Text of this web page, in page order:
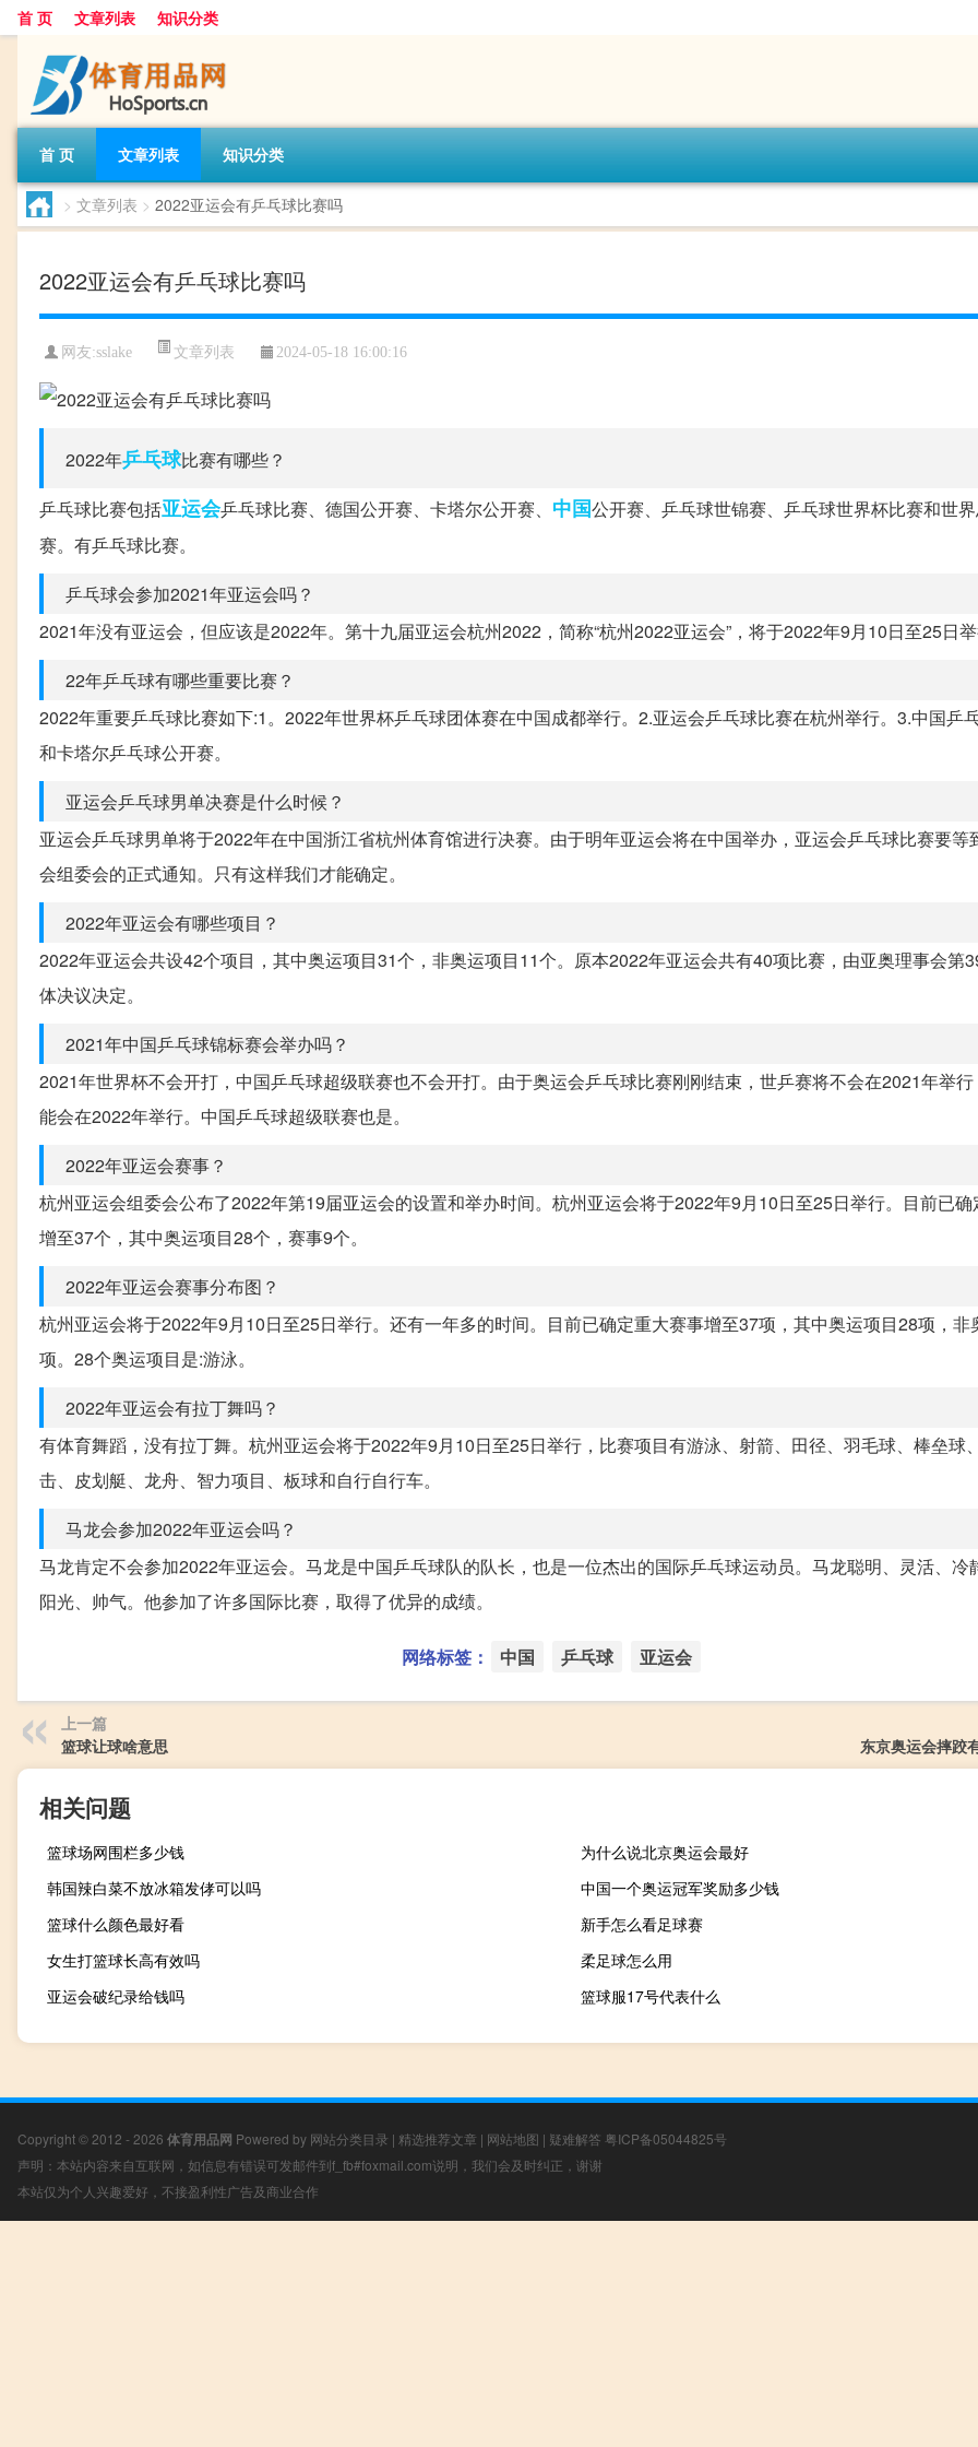
首 页 文章列表 知识分类
首 页 文章列表 知识分类
> 文章列表 > 2022亚运会有乒乓球比赛吗
2022亚运会有乒乓球比赛吗
网友:sslake 文章列表 2024-05-18 16:00:16
2022年乒乓球比赛有哪些？
乒乓球比赛包括亚运会乒乓球比赛、德国公开赛、卡塔尔公开赛、 中国公开赛、乒乓球世锦赛、乒乓球世界杯比赛和世
赛。有乒乓球比赛。
乒乓球会参加2021年亚运会吗？
2021年没有亚运会，但应该是2022年。第十九届亚运会杭州2022，简称“杭州2022亚运会”，将于2022年9月10日至25日
22年乒乓球有哪些重要比赛？
2022年重要乒乓球比赛如下:1。2022年世界杯乒乓球团体赛在中国成都举行。2.亚运会乒乓球比赛在杭州举行。3.中国乒
和卡塔尔乒乓球公开赛。
亚运会乒乓球男单决赛是什么时候？
亚运会乒乓球男单将于2022年在中国浙江省杭州体育馆进行决赛。由于明年亚运会将在中国举办，亚运会乒乓球比赛要等
会组委会的正式通知。只有这样我们才能确定。
2022年亚运会有哪些项目？
2022年亚运会共设42个项目，其中奥运项目31个，非奥运项目11个。原本2022年亚运会共有40项比赛，由亚奥理事会第
体决议决定。
2021年中国乒乓球锦标赛会举办吗？
2021年世界杯不会开打，中国乒乓球超级联赛也不会开打。由于奥运会乒乓球比赛刚刚结束，世乒赛将不会在2021年举
能会在2022年举行。中国乒乓球超级联赛也是。
2022年亚运会赛事？
杭州亚运会组委会公布了2022年第19届亚运会的设置和举办时间。杭州亚运会将于2022年9月10日至25日举行。目前已
增至37个，其中奥运项目28个，赛事9个。
2022年亚运会赛事分布图？
杭州亚运会将于2022年9月10日至25日举行。还有一年多的时间。目前已确定重大赛事增至37项，其中奥运项目28项，非
项。28个奥运项目是:游泳。
2022年亚运会有拉丁舞吗？
有体育舞蹈，没有拉丁舞。杭州亚运会将于2022年9月10日至25日举行，比赛项目有游泳、射箭、田径、羽毛球、棒垒球
击、皮划艇、龙舟、智力项目、板球和自行自行车。
马龙会参加2022年亚运会吗？
马龙肯定不会参加2022年亚运会。马龙是中国乒乓球队的队长，也是一位杰出的国际乒乓球运动员。马龙聪明、灵活、冷
阳光、帅气。他参加了许多国际比赛，取得了优异的成绩。
网络标签： 中国 乒乓球 亚运会
上一篇
篮球让球啥意思
东京奥运会摔跤
相关问题
篮球场网围栏多少钱
为什么说北京奥运会最好
韩国辣白菜不放冰箱发侾可以吗
中国一个奥运冠军奖励多少钱
篮球什么颜色最好看
新手怎么看足球赛
女生打篮球长高有效吗
柔足球怎么用
亚运会破纪录给钱吗
篮球服17号代表什么
Copyright © 2012 - 2026 体育用品网 Powered by 网站分类目录 | 精选推荐文章 | 网站地图 | 疑难解答 粤ICP备05044825号
声明：本站内容来自互联网，如信息有错误可发邮件到f_fb#foxmail.com说明，我们会及时纠正，谢谢
本站仅为个人兴趣爱好，不接盈利性广告及商业合作